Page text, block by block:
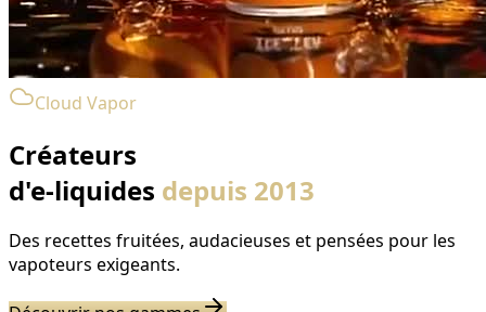
Cloud Vapor
Créateurs
d'e-liquides depuis 2013
Des recettes fruitées, audacieuses et pensées pour les
vapoteurs exigeants.